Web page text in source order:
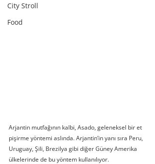
City Stroll
Food
Arjantin mutfağının kalbi, Asado, geleneksel bir et
pişirme yöntemi aslında. Arjantin’in yanı sıra Peru,
Uruguay, Şili, Brezilya gibi diğer Güney Amerika
ülkelerinde de bu yöntem kullanılıyor.